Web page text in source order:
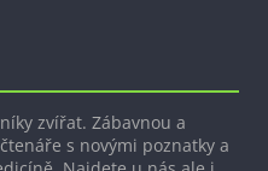
zvířat. Zábavnou a
s novými poznatky a